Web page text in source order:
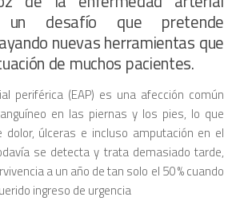
desafío que pretende
nuevas herramientas que
de muchos pacientes.
periférica (EAP) es una afección común
en las piernas y los pies, lo que
dolor, úlceras e incluso amputación en el
se detecta y trata demasiado tarde,
a un año de tan solo el 50 % cuando
ingreso de urgencia